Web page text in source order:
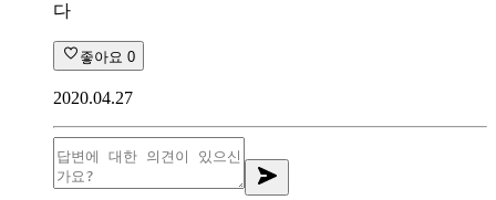
다
좋아요 0
2020.04.27